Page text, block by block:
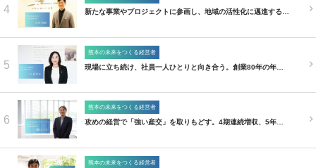
4 新たな事業やプロジェクトに参画し、地域の活性化に邁進する…
5
熊本の未来をつくる経営者
現場に立ち続け、社員一人ひとりと向き合う。創業80年の年…
6
熊本の未来をつくる経営者
攻めの経営で「強い産交」を取りもどす。4期連続増収、5年…
熊本の未来をつくる経営者